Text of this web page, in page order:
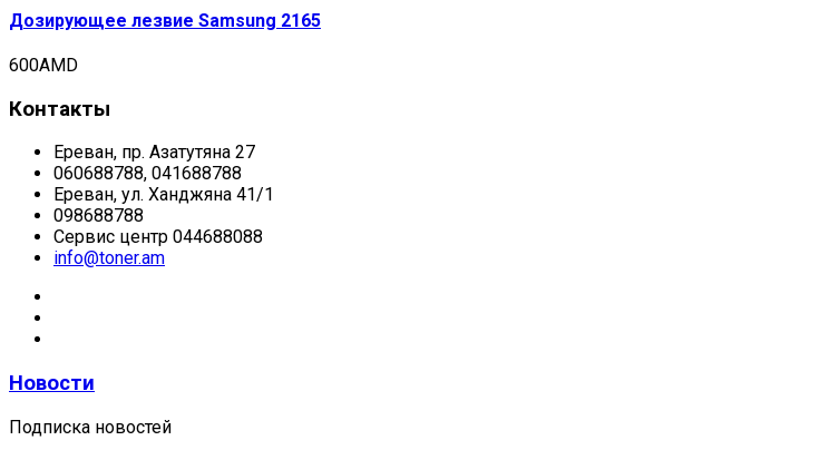
Дозирующее лезвие Samsung 2165
600AMD
Контакты
Ереван, пр. Азатутяна 27
060688788, 041688788
Ереван, ул. Ханджяна 41/1
098688788
Сервис центр 044688088
info@toner.am
Новости
Подписка новостей